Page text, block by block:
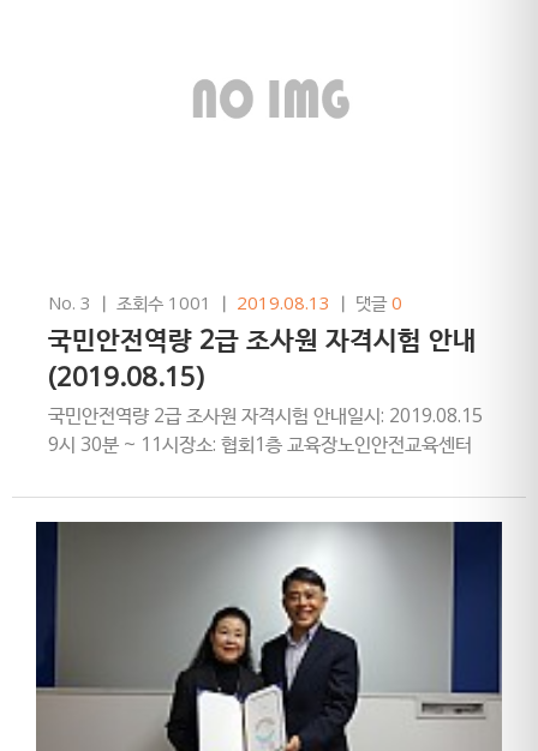
No. 3 ㅣ 조회수 1001 ㅣ 2019.08.13 ㅣ 댓글0
국민안전역량 2급 조사원 자격시험 안내
(2019.08.15)
국민안전역량 2급 조사원 자격시험 안내일시: 2019.08.15
9시 30분 ~ 11시장소: 협회1층 교육장노인안전교육센터